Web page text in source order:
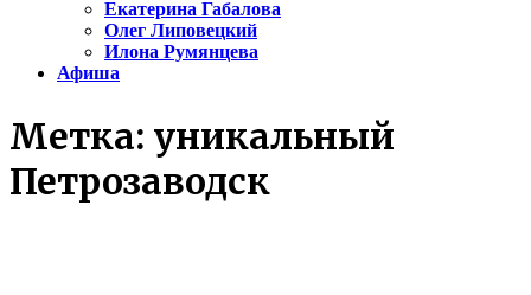
Екатерина Габалова
Олег Липовецкий
Илона Румянцева
Афиша
Метка: уникальный
Петрозаводск